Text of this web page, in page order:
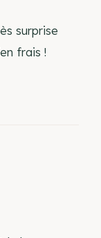
surprise
frais !